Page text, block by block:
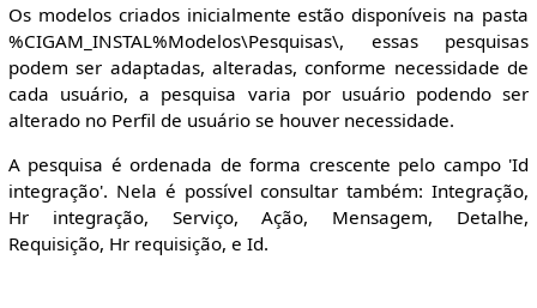
Os modelos criados inicialmente estão disponíveis na pasta
%CIGAM_INSTAL%Modelos\Pesquisas\, essas pesquisas
podem ser adaptadas, alteradas, conforme necessidade de
cada usuário, a pesquisa varia por usuário podendo ser
alterado no Perfil de usuário se houver necessidade.
A pesquisa é ordenada de forma crescente pelo campo 'Id
integração'. Nela é possível consultar também: Integração,
Hr integração, Serviço, Ação, Mensagem, Detalhe,
Requisição, Hr requisição, e Id.